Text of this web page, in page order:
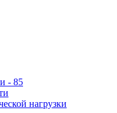
- 85
нагрузки